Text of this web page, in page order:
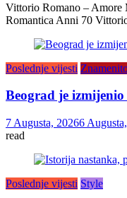
Vittorio Romano – Amore
Romantica Anni 70
Poslednje vijesti
Beograd je
7 Augusta, 20266
read
Poslednje vijesti Style